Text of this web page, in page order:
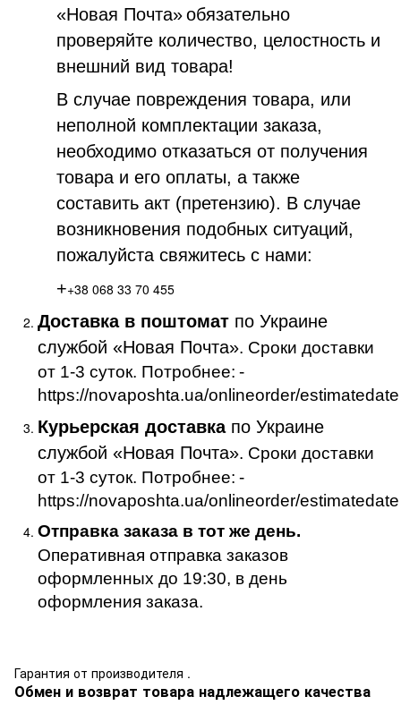
«Новая Почта»обязательно
проверяйте количество, целостность и
внешний вид товара!
В случае повреждения товара, или
неполной комплектации заказа,
необходимо отказаться от получения
товара и его оплаты, а также
составить акт (претензию). В случае
возникновения подобных ситуаций,
пожалуйста свяжитесь с нами:
++38 068 33 70 455
Доставка в поштомат по Украине
службой «Новая Почта». Сроки доставки
от 1-3 суток. Потробнее: -
https://novaposhta.ua/onlineorder/estimatedate
Курьерская доставка по Украине
службой «Новая Почта». Сроки доставки
от 1-3 суток. Потробнее: -
https://novaposhta.ua/onlineorder/estimatedate
Отправка заказа в тот же день.
Оперативная отправка заказов
оформленных до 19:30, в день
оформления заказа.
Гарантия от производителя .
Обмен и возврат товара надлежащего качества